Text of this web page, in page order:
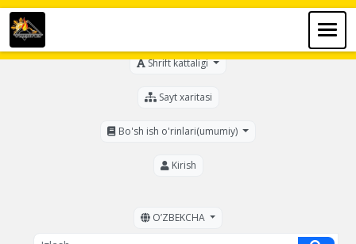
Shrift kattaligi
Sayt xaritasi
Bo'sh ish o'rinlari(umumiy)
Kirish
OʼZBEKCHA